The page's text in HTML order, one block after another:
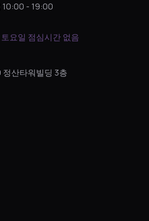
10:00 - 19:00
요일 점심시간 없음
산타워빌딩 3층